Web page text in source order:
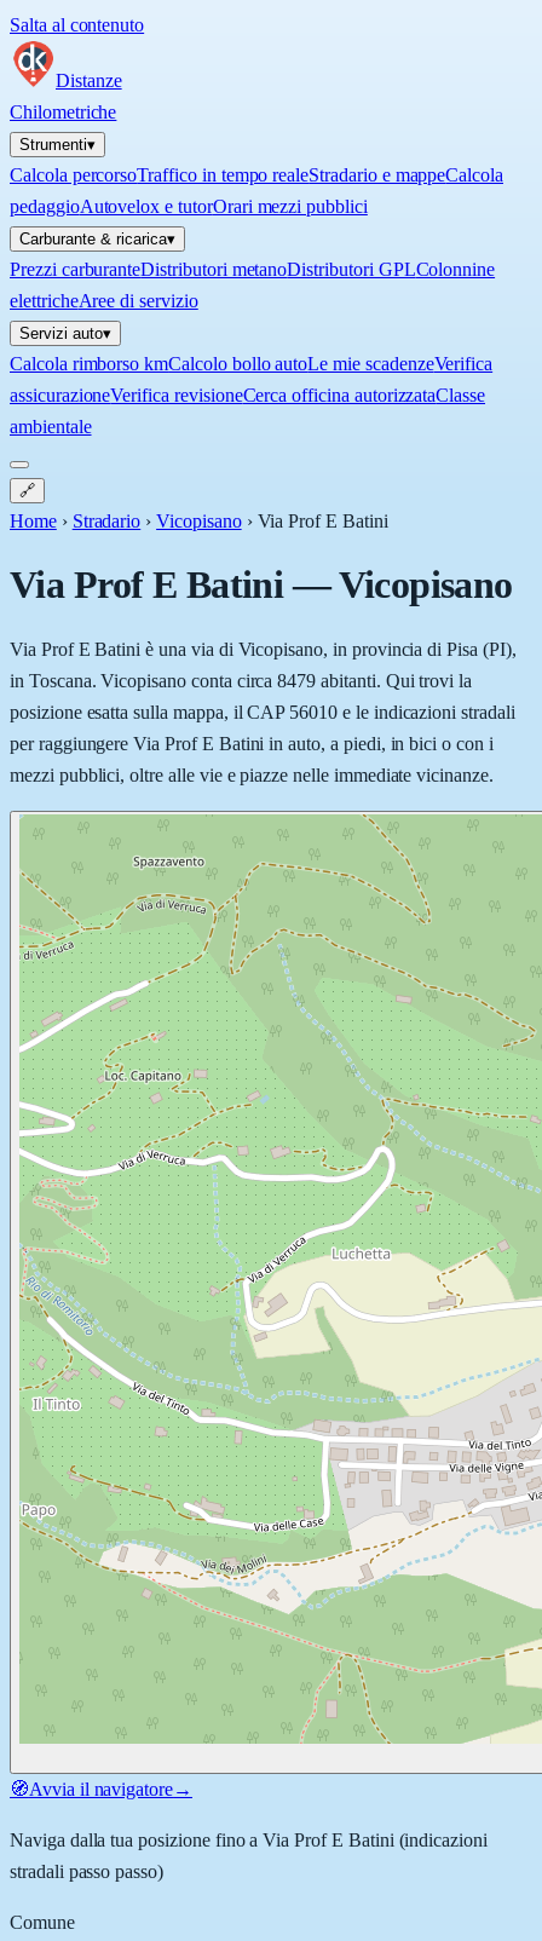
Salta al contenuto
Distanze
Chilometriche
Strumenti▾
Calcola percorsoTraffico in tempo realeStradario e mappeCalcola
pedaggioAutovelox e tutorOrari mezzi pubblici
Carburante & ricarica▾
Prezzi carburanteDistributori metanoDistributori GPLColonnine
elettricheAree di servizio
Servizi auto▾
Calcola rimborso kmCalcolo bollo autoLe mie scadenzeVerifica
assicurazioneVerifica revisioneCerca officina autorizzataClasse
ambientale
🔗
Home › Stradario › Vicopisano › Via Prof E Batini
Via Prof E Batini—Vicopisano
Via Prof E Batini è una via di Vicopisano, in provincia di Pisa (PI),
in Toscana. Vicopisano conta circa 8479 abitanti. Qui trovi la
posizione esatta sulla mappa, il CAP 56010 e le indicazioni stradali
per raggiungere Via Prof E Batini in auto, a piedi, in bici o con i
mezzi pubblici, oltre alle vie e piazze nelle immediate vicinanze.
🧭Avvia il navigatore→
Naviga dalla tua posizione fino aVia Prof E Batini (indicazioni
stradali passo passo)
Comune